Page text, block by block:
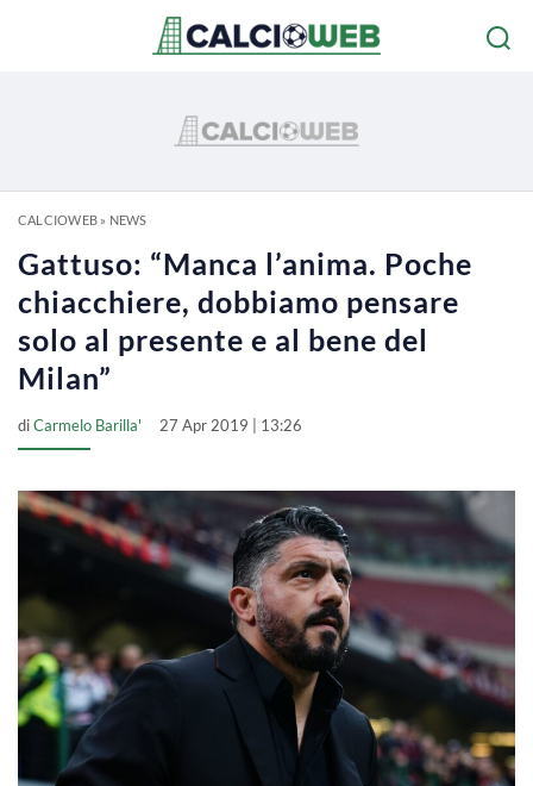
CALCIOWEB» NEWS
Gattuso: “Manca l’anima. Poche
chiacchiere, dobbiamo pensare
solo al presente e al bene del
Milan”
diCarmelo Barilla' 27 Apr 2019 | 13:26